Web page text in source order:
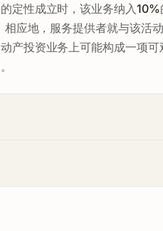
定性成立时，该业务纳入10%
相应地，服务提供者就与该活
动产投资业务上可能构成一项